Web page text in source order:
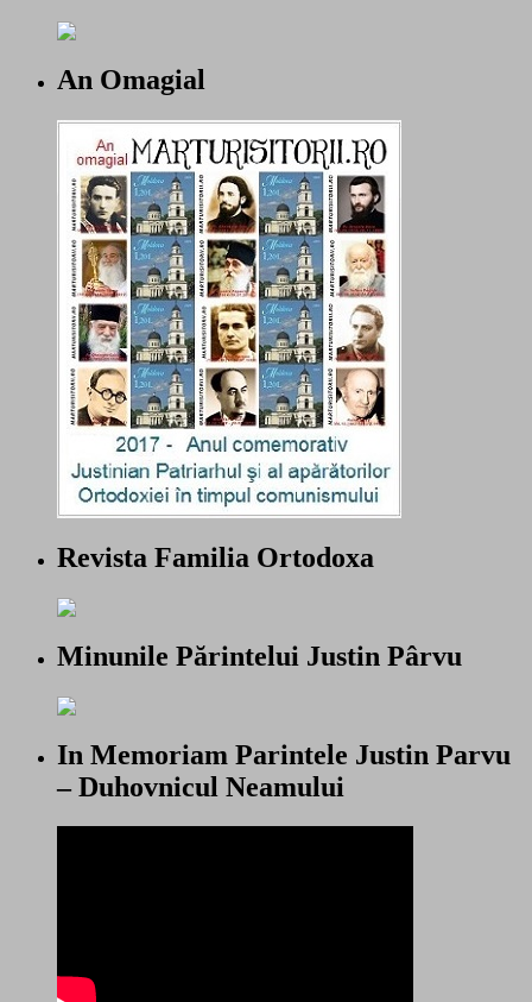
An Omagial
Revista Familia Ortodoxa
Minunile Părintelui Justin Pârvu
In Memoriam Parintele Justin Parvu
– Duhovnicul Neamului